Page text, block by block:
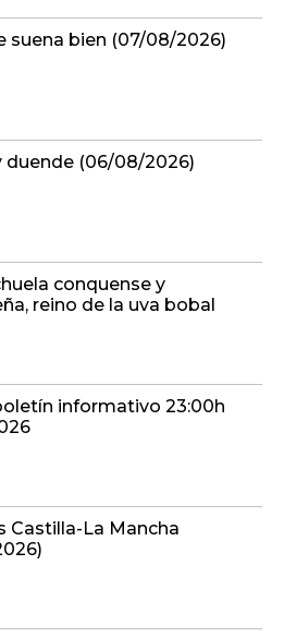
suena bien (07/08/2026)
duende (06/08/2026)
conquense y
reino de la uva bobal
informativo 23:00h
Castilla-La Mancha